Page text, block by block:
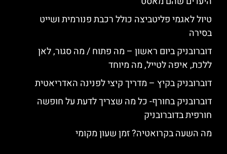
טיול לאגמי פליטביצה כולל רכבת פנורמית ושייט
בסירה
דוברובניק ביום ראשון – מה פתוח / מה סגור, לאן
ללכת, איפה לטייל, מה מיוחד
דוברובניק בקיץ – מדריך קיצי לפנינה האדריאטית
דוברובניק בחורף- כל מה שצריך לדעת על חופשה
חורפית בדוברובניק
מה השעה בקרואטיה? זמן שעון מקומי